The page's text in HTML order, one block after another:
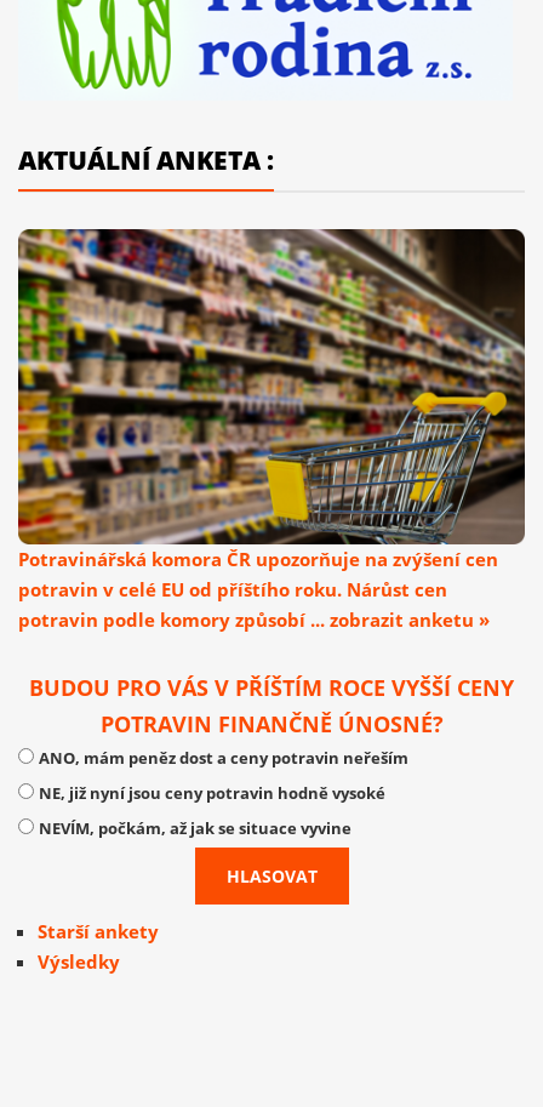
AKTUÁLNÍ ANKETA :
Potravinářská komora ČR upozorňuje na zvýšení cen
potravin v celé EU od příštího roku. Nárůst cen
potravin podle komory způsobí ... zobrazit anketu »
BUDOU PRO VÁS V PŘÍŠTÍM ROCE VYŠŠÍ CENY
POTRAVIN FINANČNĚ ÚNOSNÉ?
ANO, mám peněz dost a ceny potravin neřeším
NE, již nyní jsou ceny potravin hodně vysoké
NEVÍM, počkám, až jak se situace vyvine
Starší ankety
Výsledky